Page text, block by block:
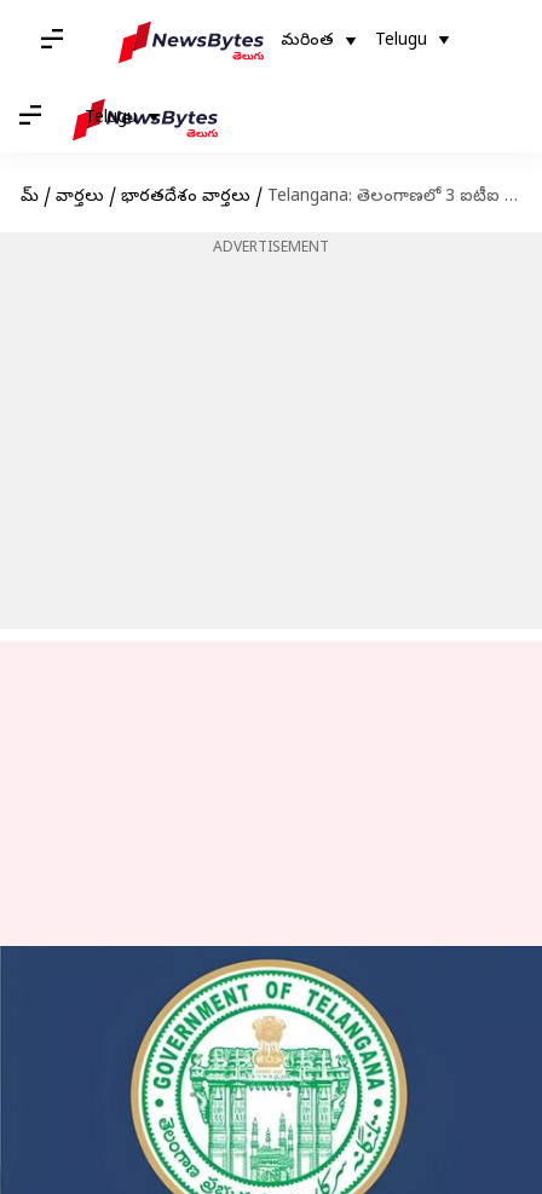
మరింత Telugu
Telugu
హోమ్ / వార్తలు / భారతదేశం వార్తలు / Telangana: తెలంగాణలో 3 ఐటీఐ హబ్‌లకు గ్రీన్‌సిగ్నల్‌.. పీఎం-సేతు కింద రూ.757 కోట్ల పెట్టుబడులు
ADVERTISEMENT
Telangana: తెలంగాణలో 3 ఐటీఐ
హబ్‌లకు గ్రీన్‌సిగ్నల్‌.. పీఎం-సేతు
కింద రూ.757 కోట్ల పెట్టుబడులు
Sirish Praharaju Jul 08, 2026 04:25 pm
ఈ వార్తాకథనం ఏంటి